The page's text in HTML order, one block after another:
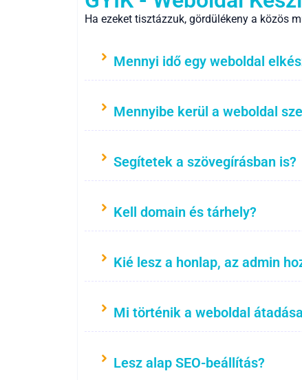
Ha ezeket tisztázzuk, gördülékeny a közös
Mennyi idő egy weboldal
Mennyibe kerül a weboldal
Segítetek a szövegírásban is?
Kell domain és tárhely?
Kié lesz a honlap, az admin
Mi történik a weboldal
Lesz alap SEO-beállítás?